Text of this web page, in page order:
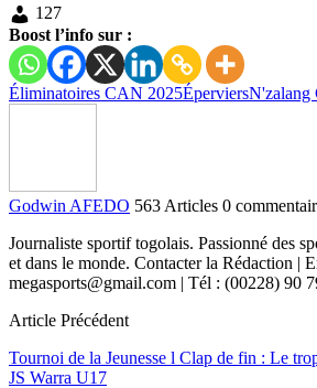
127
Boost l’info sur :
Éliminatoires CAN 2025ÉperviersN'zalang
Godwin AFEDO 563 Articles 0
Journaliste sportif togolais. Passionné des
et dans le monde. Contacter la Rédaction |
megasports@gmail.com | Tél : (00228) 90
Article Précédent
Tournoi de la Jeunesse l Clap de fin : Le
JS Warra U17